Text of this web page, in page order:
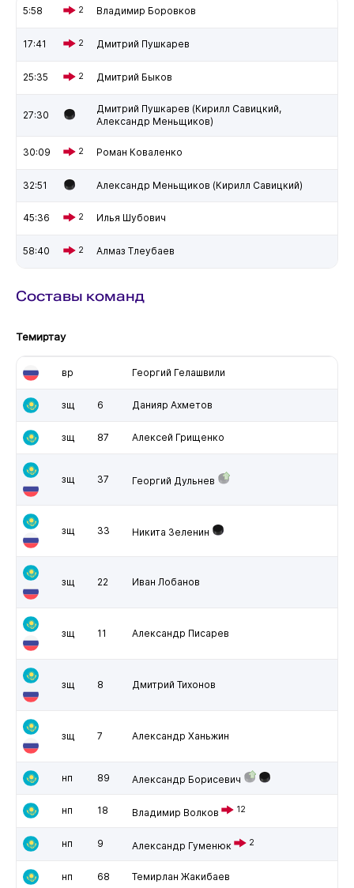
5:58 2 Владимир Боровков
17:41 2 Дмитрий Пушкарев
25:35 2 Дмитрий Быков
27:30
Дмитрий Пушкарев (Кирилл Савицкий,
Александр Меньщиков)
30:09 2 Роман Коваленко
32:51 Александр Меньщиков (Кирилл Савицкий)
45:36 2 Илья Шубович
58:40 2 Алмаз Тлеубаев
Составы команд
Темиртау
вр Георгий Гелашвили
зщ 6 Данияр Ахметов
зщ 87 Алексей Грищенко
зщ 37 Георгий Дульнев
зщ 33 Никита Зеленин
зщ 22 Иван Лобанов
зщ 11 Александр Писарев
зщ 8 Дмитрий Тихонов
зщ 7 Александр Ханьжин
нп 89 Александр Борисевич
нп 18 Владимир Волков 12
нп 9 Александр Гуменюк 2
нп 68 Темирлан Жакибаев